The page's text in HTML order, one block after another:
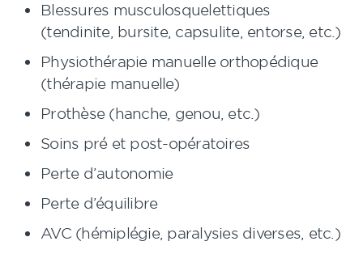
Blessures musculosquelettiques
(tendinite, bursite, capsulite, entorse, etc.)
Physiothérapie manuelle orthopédique
(thérapie manuelle)
Prothèse (hanche, genou, etc.)
Soins pré et post-opératoires
Perte d’autonomie
Perte d’équilibre
AVC (hémiplégie, paralysies diverses, etc.)